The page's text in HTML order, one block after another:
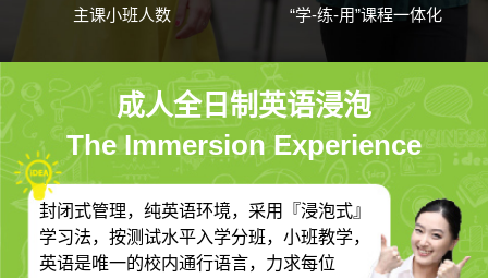
主课小班人数 “学-练-用”课程一体化
成人全日制英语浸泡
The Immersion Experience
封闭式管理，纯英语环境，采用『浸泡式』
学习法，按测试水平入学分班，小班教学，
英语是唯一的校内通行语言，力求每位